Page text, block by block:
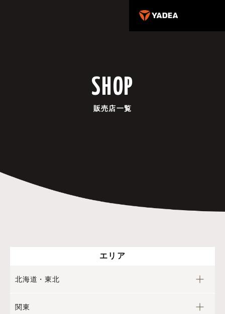
SHOP
販売店一覧
エリア
北海道・東北
関東